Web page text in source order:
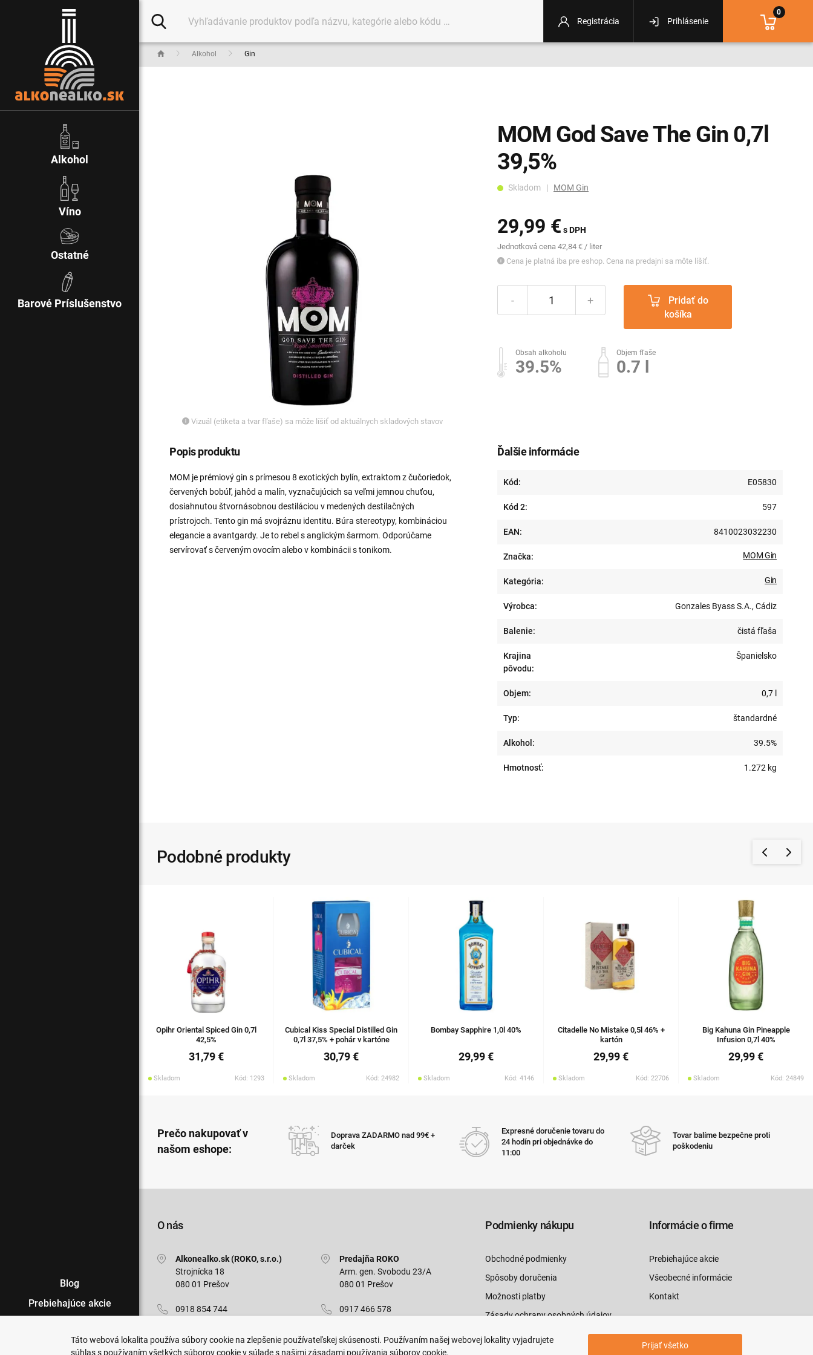
Alkohol Gin
MOM God Save The Gin 0,7l
39,5%
Skladom | MOM Gin
29,99 € s DPH
Jednotková cena 42,84 € / liter
Cena je platná iba pre eshop. Cena na predajni sa môte líšiť.
- +
košíka
Obsah alkoholu
39.5%
Objem fľaše
0.7 l
Vizuál (etiketa a tvar fľaše) sa môže líšiť od aktuálnych skladových stavov
Ďalšie informácie
Kód: E05830
Kód 2: 597
EAN: 8410023032230
Značka: MOM Gin
Kategória: Gin
Výrobca: Gonzales Byass S.A., Cádiz
Balenie: čistá fľaša
Krajina
pôvodu:
Španielsko
Objem: 0,7 l
Typ: štandardné
Alkohol: 39.5%
Hmotnosť: 1.272 kg
Popis produktu
MOM je prémiový gin s prímesou 8 exotických bylín, extraktom z čučoriedok,
červených bobúľ, jahôd a malín, vyznačujúcich sa veľmi jemnou chuťou,
dosiahnutou štvornásobnou destiláciou v medených destilačných
prístrojoch. Tento gin má svojráznu identitu. Búra stereotypy, kombináciou
elegancie a avantgardy. Je to rebel s anglickým šarmom. Odporúčame
servírovať s červeným ovocím alebo v kombinácii s tonikom.
Podobné produkty
Opihr Oriental Spiced Gin 0,7l
42,5%
31,79 €
Skladom Kód: 1293
Cubical Kiss Special Distilled Gin
0,7l 37,5% + pohár v kartóne
30,79 €
Skladom Kód: 24982
Bombay Sapphire 1,0l 40%
29,99 €
Skladom Kód: 4146
Citadelle No Mistake 0,5l 46% +
kartón
29,99 €
Skladom Kód: 22706
Big Kahuna Gin Pineapple
Infusion 0,7l 40%
29,99 €
Skladom Kód: 24849
Prečo nakupovať v
našom eshope:
Doprava ZADARMO nad 99€ +
darček
Expresné doručenie tovaru do
24 hodín pri objednávke do
11:00
Tovar balíme bezpečne proti
poškodeniu
O nás
Alkonealko.sk (ROKO, s.r.o.)
Strojnícka 18
080 01 Prešov
0918 854 744
Predajňa ROKO
Arm. gen. Svobodu 23/A
080 01 Prešov
0917 466 578
Podmienky nákupu
Obchodné podmienky
Spôsoby doručenia
Možnosti platby
Zásady ochrany osobných údajov
Informácie o firme
Prebiehajúce akcie
Všeobecné informácie
Kontakt
Registrácia Prihlásenie
0
Alkohol
Víno
Ostatné
Barové Príslušenstvo
Blog
Prebiehajúce akcie
PredajneTáto webová lokalita používa súbory cookie na zlepšenie používateľskej skúsenosti. Používaním našej webovej lokality vyjadrujete
súhlas s používaním všetkých súborov cookie v súlade s našimi zásadami používania súborov cookie.
Prijať všetko